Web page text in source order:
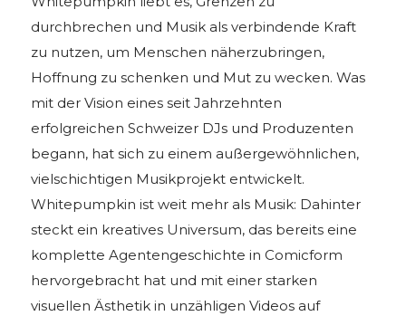
durchbrechen und Musik als verbindende Kraft
zu nutzen, um Menschen näherzubringen,
Hoffnung zu schenken und Mut zu wecken. Was
mit der Vision eines seit Jahrzehnten
erfolgreichen Schweizer DJs und Produzenten
begann, hat sich zu einem außergewöhnlichen,
vielschichtigen Musikprojekt entwickelt.
Whitepumpkin ist weit mehr als Musik: Dahinter
steckt ein kreatives Universum, das bereits eine
komplette Agentengeschichte in Comicform
hervorgebracht hat und mit einer starken
visuellen Ästhetik in unzähligen Videos auf